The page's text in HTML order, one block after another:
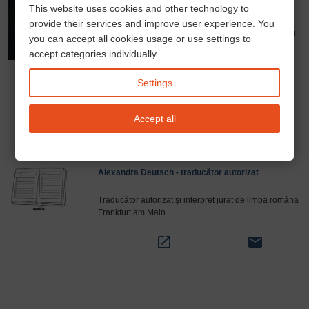
Andrea Din – Consultant financiar și asigurăti
Soluții integrate pentru credite imobiliare, asigurări și
optimizarea costurilor pentru persoane fizice și
antreprenori.Programare întâlnire
phone open_in_new email
Alexandra Deutsch - traducător autorizat
Traducător autorizat și interpret jurat de limba româna
Frankfurt am Main
open_in_new email
This website uses cookies and other technology to
provide their services and improve user experience. You
you can accept all cookies usage or use settings to
accept categories individually.
Settings
Accept all